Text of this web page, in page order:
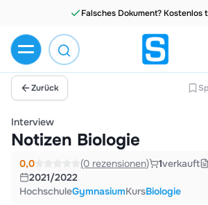
Falsches Dokument? Kostenlos
Zurück
Interview
Notizen Biologie
0,0 (0 rezensionen) 1verkauft
2021/2022
HochschuleGymnasiumKursBiologie